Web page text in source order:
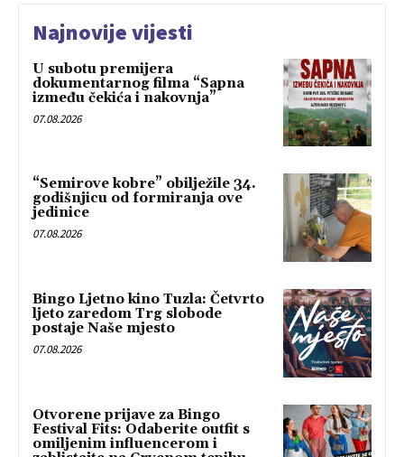
Najnovije vijesti
U subotu premijera
dokumentarnog filma “Sapna
između čekića i nakovnja”
07.08.2026
“Semirove kobre” obilježile 34.
godišnjicu od formiranja ove
jedinice
07.08.2026
Bingo Ljetno kino Tuzla: Četvrto
ljeto zaredom Trg slobode
postaje Naše mjesto
07.08.2026
Otvorene prijave za Bingo
Festival Fits: Odaberite outfit s
omiljenim influencerom i